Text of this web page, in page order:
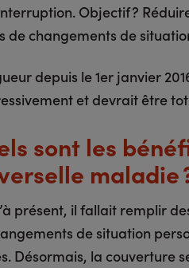
Objectif ?
de changements de
depuis le 1er janvier
et devrait être
sont les
maladie
présent, il fallait remplir
de situation
Désormais, la couverture